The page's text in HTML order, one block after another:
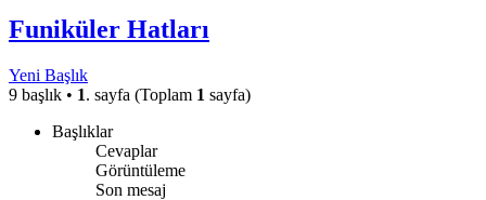
Funiküler Hatları
Yeni Başlık
9 başlık • 1. sayfa (Toplam 1 sayfa)
Başlıklar
Cevaplar
Görüntüleme
Son mesaj